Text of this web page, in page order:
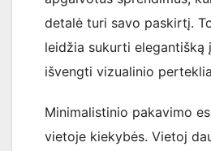
detalė turi savo paskirtį.
leidžia sukurti
išvengti vizualinio
Minimalistinio pakavimo
vietoje kiekybės. Vietoj